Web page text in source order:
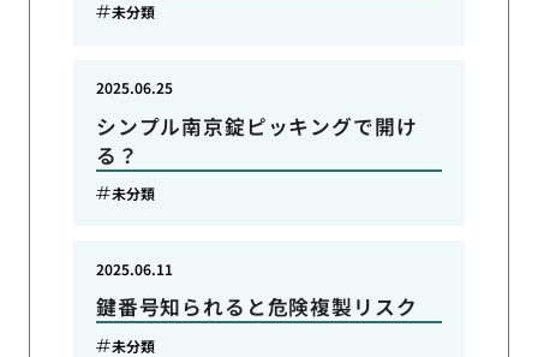
未分類
シンプル南京錠ピッキングで開け
る？
2025.06.25
未分類
鍵番号知られると危険複製リスク
2025.06.11
未分類